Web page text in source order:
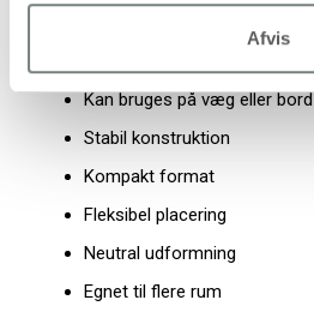
Afvis
Kan bruges på væg eller bord
Stabil konstruktion
Kompakt format
Fleksibel placering
Neutral udformning
Egnet til flere rum